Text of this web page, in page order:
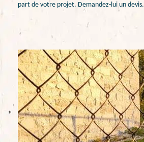
part de votre projet. Demandez-lui un devis.